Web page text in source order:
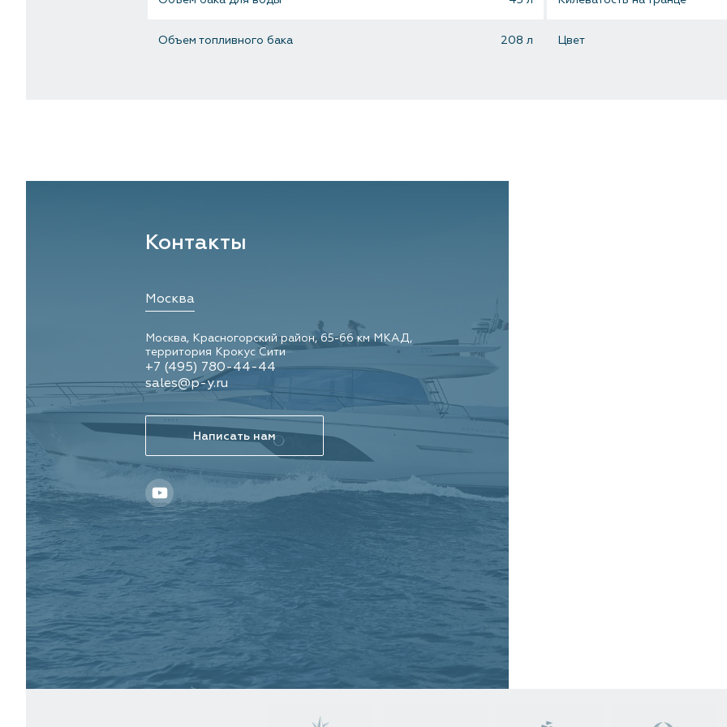
Объем топливного бака 208 л Цвет
Контакты
Москва
Москва, Красногорский район, 65-66 км МКАД,
территория Крокус Сити
+7 (495) 780-44-44
sales@p-y.ru
Написать нам